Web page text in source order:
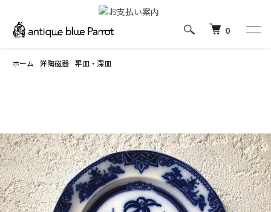
0
ホーム 洋陶磁器 平皿・深皿